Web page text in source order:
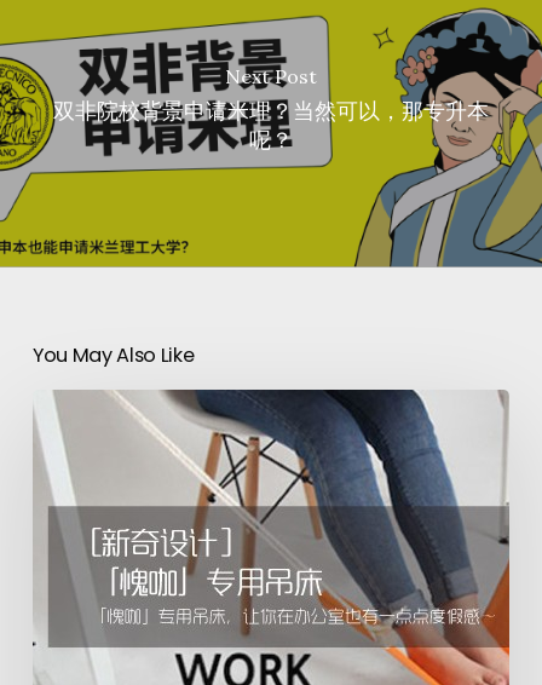
Next Post
双非院校背景申请米理？当然可以，那专升本
呢？
You May Also Like